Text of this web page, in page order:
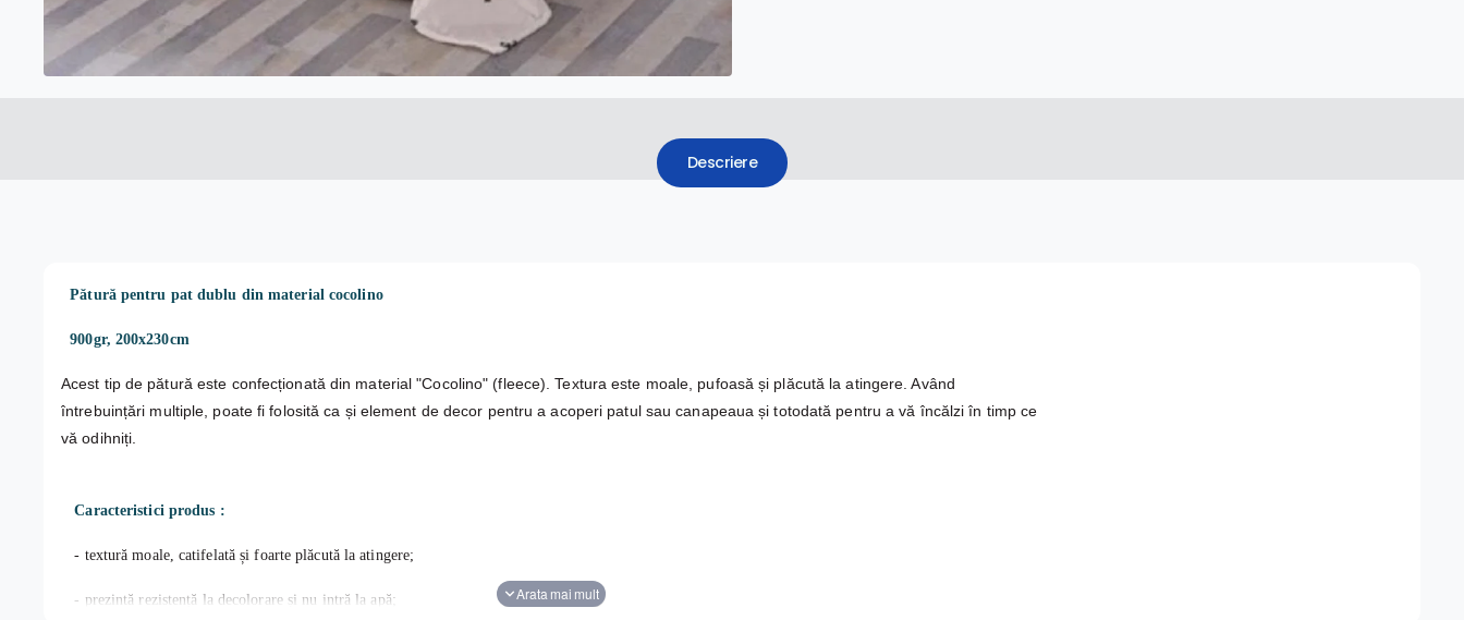
Descriere
Pătură pentru pat dublu din material cocolino
900gr, 200x230cm
Acest tip de pătură este confecționată din material "Cocolino" (fleece). Textura este moale, pufoasă și plăcută la atingere. Având
întrebuințări multiple, poate fi folosită ca și element de decor pentru a acoperi patul sau canapeaua și totodată pentru a vă încălzi în timp ce
vă odihniți.
Caracteristici produs :
- textură moale, catifelată și foarte plăcută la atingere;
- prezintă rezistență la decolorare și nu intră la apă;